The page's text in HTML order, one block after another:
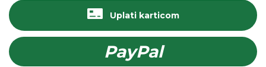
Uplati karticom
PayPal